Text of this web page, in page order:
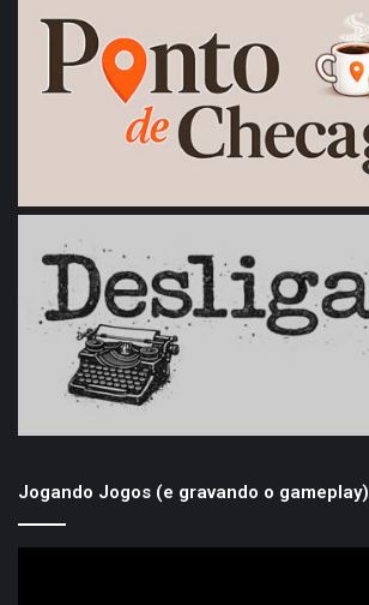
Jogando Jogos (e gravando o gameplay)